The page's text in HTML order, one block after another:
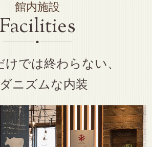
館内施設
Facilities
けでは終わらない、
ニズムな内装